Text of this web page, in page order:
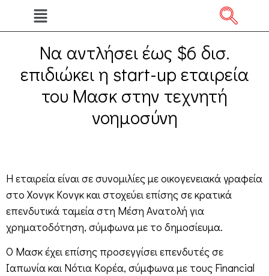
Να αντλήσει έως $6 δισ.
επιδιώκει η start-up εταιρεία
του Μασκ στην τεχνητή
νοημοσύνη
Η εταιρεία είναι σε συνομιλίες με οικογενειακά γραφεία
στο Χονγκ Κονγκ και στοχεύει επίσης σε κρατικά
επενδυτικά ταμεία στη Μέση Ανατολή για
χρηματοδότηση, σύμφωνα με το δημοσίευμα.
Ο Μασκ έχει επίσης προσεγγίσει επενδυτές σε
Ιαπωνία και Νότια Κορέα, σύμφωνα με τους Financial